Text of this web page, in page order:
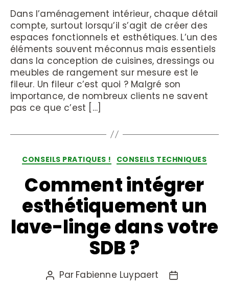
Dans l’aménagement intérieur, chaque détail
compte, surtout lorsqu’il s’agit de créer des
espaces fonctionnels et esthétiques. L’un des
éléments souvent méconnus mais essentiels
dans la conception de cuisines, dressings ou
meubles de rangement sur mesure est le
fileur. Un fileur c’est quoi ? Malgré son
importance, de nombreux clients ne savent
pas ce que c’est […]
CONSEILS PRATIQUES ! CONSEILS TECHNIQUES
Comment intégrer
esthétiquement un
lave-linge dans votre
SDB ?
Par Fabienne Luypaert